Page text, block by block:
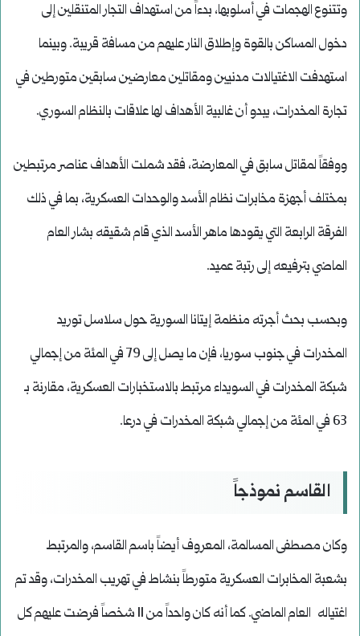
وتتنوع الهجمات في أسلوبها، بدءاً من استهداف التجار المتنقلين إلى
دخول المساكن بالقوة وإطلاق النار عليهم من مسافة قريبة. وبينما
استهدفت الاغتيالات مدنيين ومقاتلين معارضين سابقين متورطين في
تجارة المخدرات، يبدو أن غالبية الأهداف لها علاقات بالنظام السوري.
ووفقاً لمقاتل سابق في المعارضة، فقد شملت الأهداف عناصر مرتبطين
بمختلف أجهزة مخابرات نظام الأسد والوحدات العسكرية، بما في ذلك
الفرقة الرابعة التي يقودها ماهر الأسد الذي قام شقيقه بشار العام
الماضي بترفيعه إلى رتبة عميد.
وبحسب بحث أجرته منظمة إيتانا السورية حول سلاسل توريد
المخدرات في جنوب سوريا، فإن ما يصل إلى 79 في المئة من إجمالي
شبكة المخدرات في السويداء مرتبط بالاستخبارات العسكرية، مقارنة بـ
63 في المئة من إجمالي شبكة المخدرات في درعا.
القاسم نموذجاً
وكان مصطفى المسالمة، المعروف أيضاً باسم القاسم، والمرتبط
بشعبة المخابرات العسكرية متورطاً بنشاط في تهريب المخدرات، وقد تم
اغتياله العام الماضي. كما أنه كان واحداً من 11 شخصاً فرضت عليهم كل